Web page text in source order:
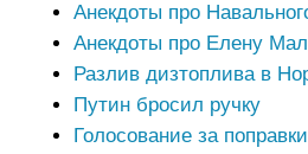
Анекдоты про
Анекдоты про Елену
Разлив дизтоплива в
Путин бросил ручку
Голосование за